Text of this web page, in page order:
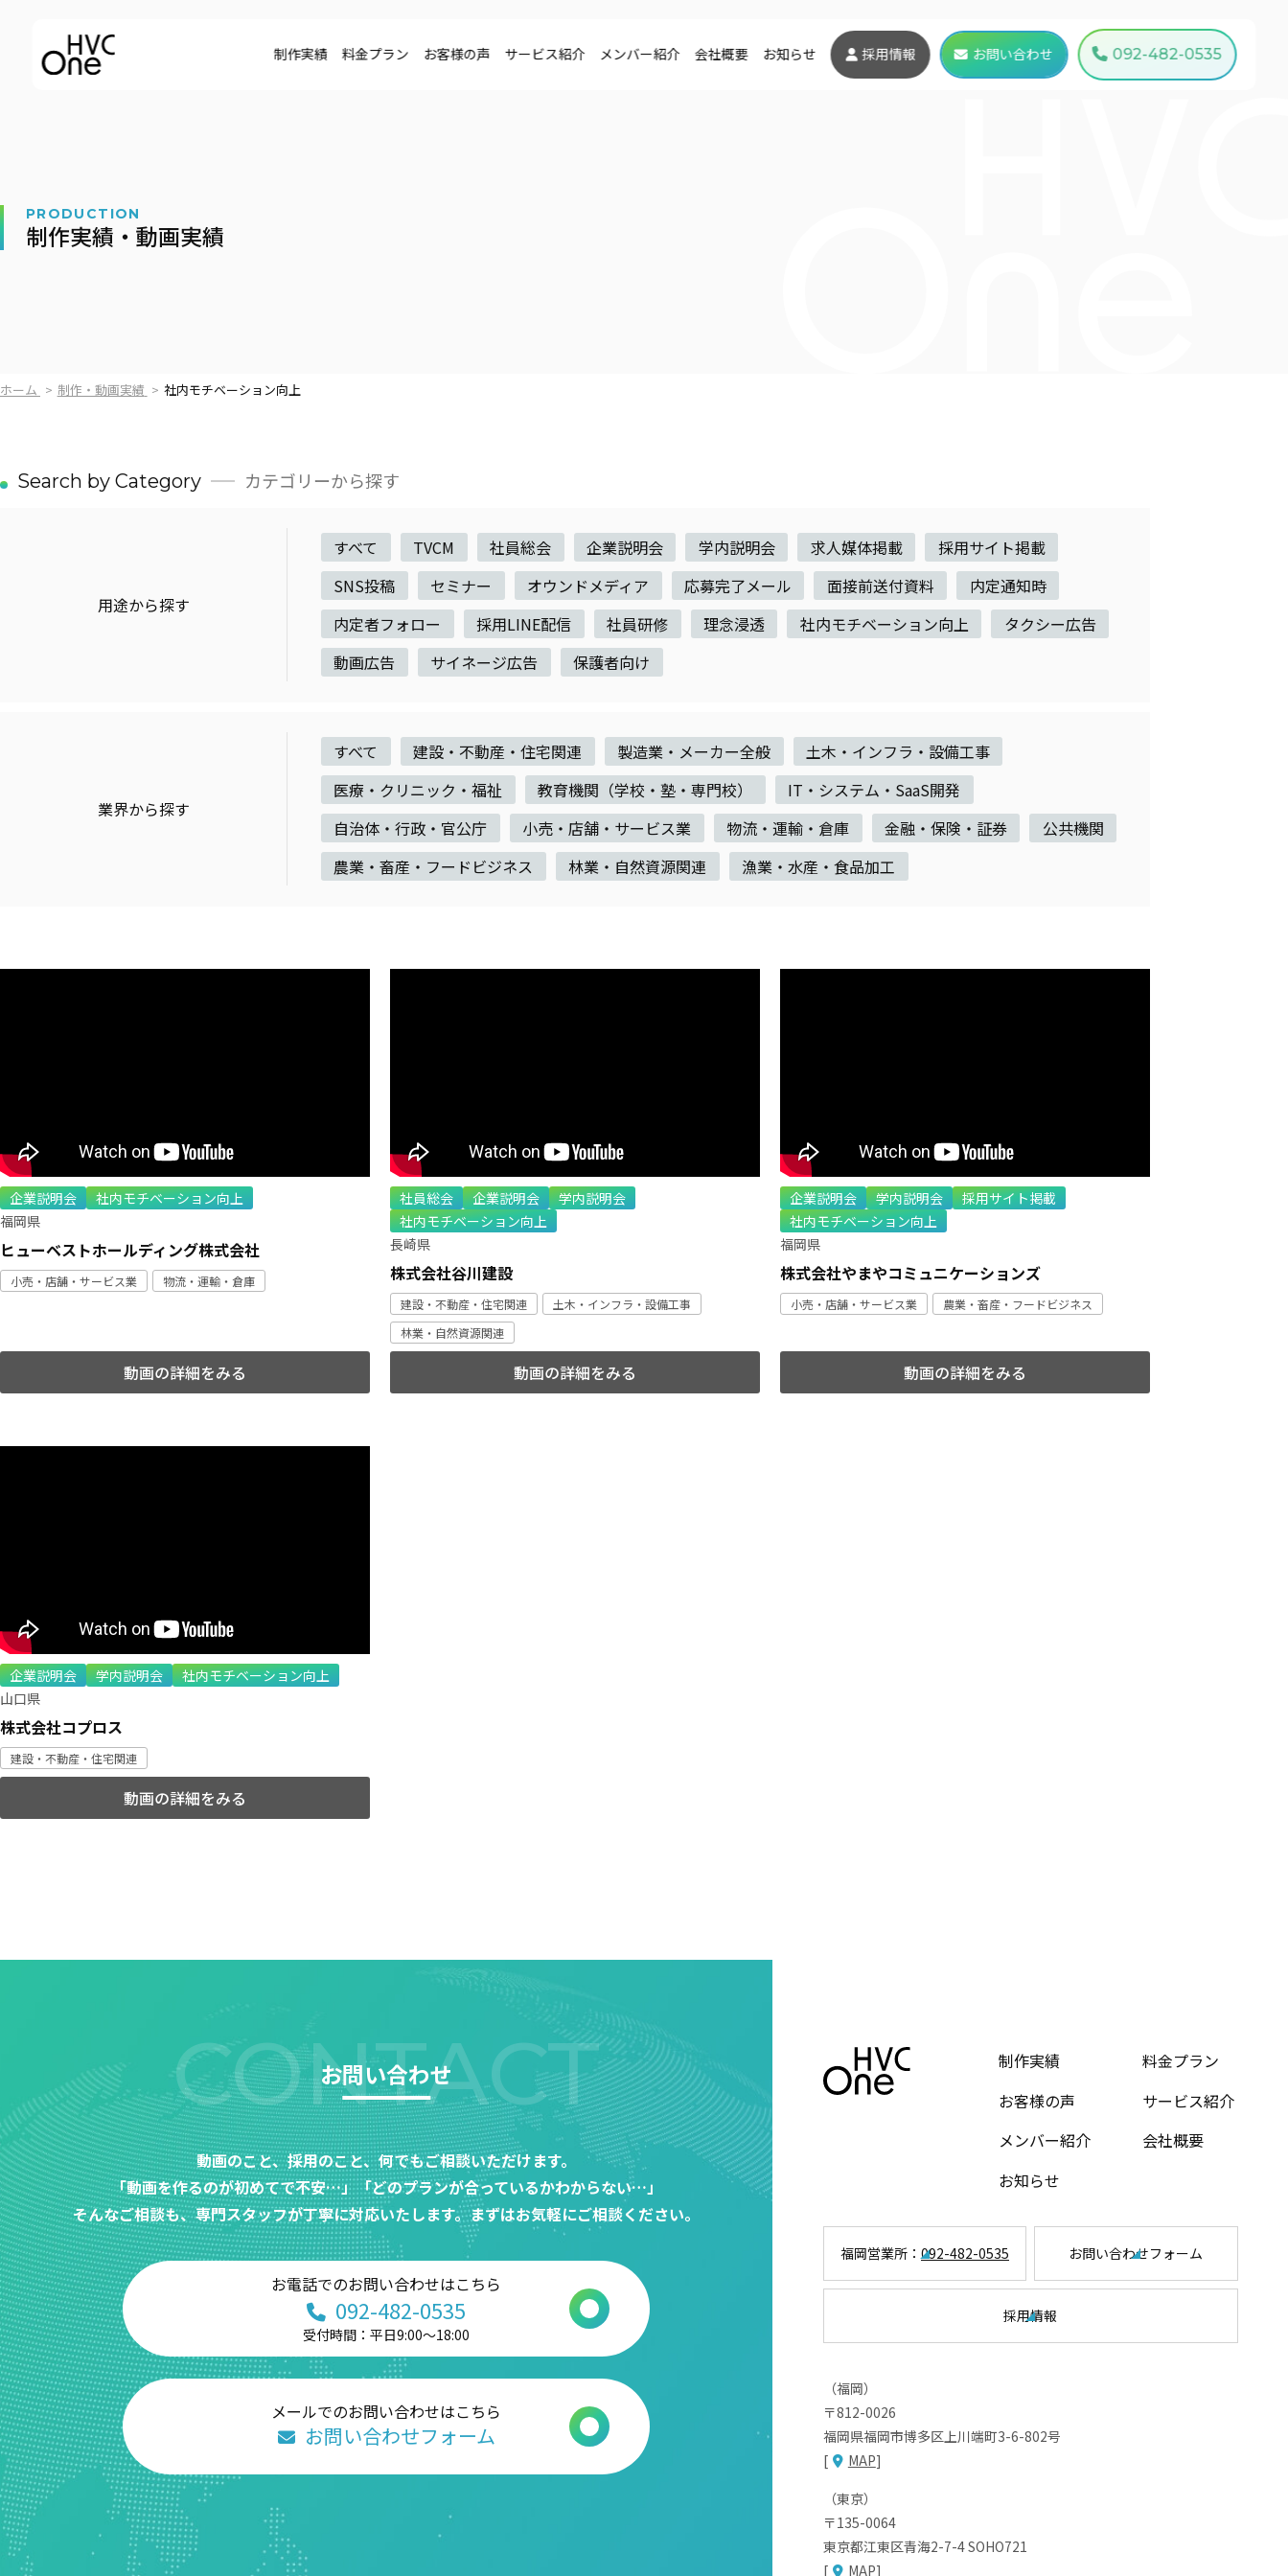
制作実績 料金プラン お客様の声 サービス紹介 メンバー紹介 会社概要 お知らせ 採用情報 お問い合わせ 092-482-0535
PRODUCTION
制作実績・動画実績
ホーム 制作・動画実績 社内モチベーション向上
Search by Category カテゴリーから探す
用途から探す
すべて TVCM 社員総会 企業説明会 学内説明会 求人媒体掲載
採用サイト掲載
SNS投稿
セミナー オウンドメディア 応募完了メール 面接前送付資料
内定通知時
内定者フォロー
採用LINE配信 社員研修 理念浸透 社内モチベーション向上
タクシー広告
動画広告
サイネージ広告 保護者向け
業界から探す
すべて 建設・不動産・住宅関連 製造業・メーカー全般
土木・インフラ・設備工事
医療・クリニック・福祉
教育機関（学校・塾・専門校）
IT・システム・SaaS開発
自治体・行政・官公庁
小売・店舗・サービス業 物流・運輸・倉庫 金融・保険・証券
公共機関
農業・畜産・フードビジネス
林業・自然資源関連 漁業・水産・食品加工
企業説明会
社内モチベーション向上
福岡県
ヒューベストホールディング株式会社
小売・店舗・サービス業 物流・運輸・倉庫
動画の詳細をみる
社員総会 企業説明会
学内説明会
社内モチベーション向上
長崎県
株式会社谷川建設
建設・不動産・住宅関連
土木・インフラ・設備工事
林業・自然資源関連
動画の詳細をみる
企業説明会 学内説明会
採用サイト掲載
社内モチベーション向上
福岡県
株式会社やまやコミュニケーションズ
小売・店舗・サービス業 農業・畜産・フードビジネス
動画の詳細をみる
企業説明会 学内説明会
社内モチベーション向上
山口県
株式会社コプロス
建設・不動産・住宅関連
動画の詳細をみる
お問い合わせ
CONTACT
動画のこと、採用のこと、何でもご相談いただけます。
「動画を作るのが初めてで不安…」「どのプランが合っているかわからない…」
そんなご相談も、専門スタッフが丁寧に対応いたします。まずはお気軽にご相談ください。
お電話でのお問い合わせはこちら
092-482-0535
受付時間：平日9:00〜18:00
メールでのお問い合わせはこちら
お問い合わせフォーム
制作実績
料金プラン
お客様の声
サービス紹介
メンバー紹介
会社概要
お知らせ
福岡営業所：092-482-0535 お問い合わせフォーム
採用情報
（福岡）
〒812-0026
福岡県福岡市博多区上川端町3-6-802号
[
MAP]
（東京）
〒135-0064
東京都江東区青海2-7-4 SOHO721
[
MAP]